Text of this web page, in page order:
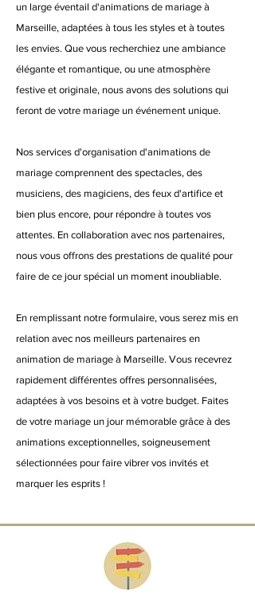
un large éventail d'animations de mariage à
Marseille, adaptées à tous les styles et à toutes
les envies. Que vous recherchiez une ambiance
élégante et romantique, ou une atmosphère
festive et originale, nous avons des solutions qui
feront de votre mariage un événement unique.
Nos services d'organisation d'animations de
mariage comprennent des spectacles, des
musiciens, des magiciens, des feux d'artifice et
bien plus encore, pour répondre à toutes vos
attentes. En collaboration avec nos partenaires,
nous vous offrons des prestations de qualité pour
faire de ce jour spécial un moment inoubliable.
En remplissant notre formulaire, vous serez mis en
relation avec nos meilleurs partenaires en
animation de mariage à Marseille. Vous recevrez
rapidement différentes offres personnalisées,
adaptées à vos besoins et à votre budget. Faites
de votre mariage un jour mémorable grâce à des
animations exceptionnelles, soigneusement
sélectionnées pour faire vibrer vos invités et
marquer les esprits !